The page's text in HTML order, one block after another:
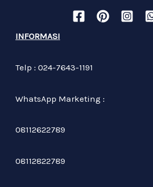
INFORMASI
Telp : 024-7643-1191
WhatsApp Marketing :
08112622789
08112822789